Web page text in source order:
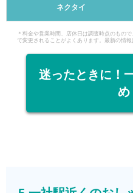
ネクタイ
＊料金や営業時間、店休日は調査時点のもの
で変更されることがよくあります。最新の情報
迷ったときに！
め